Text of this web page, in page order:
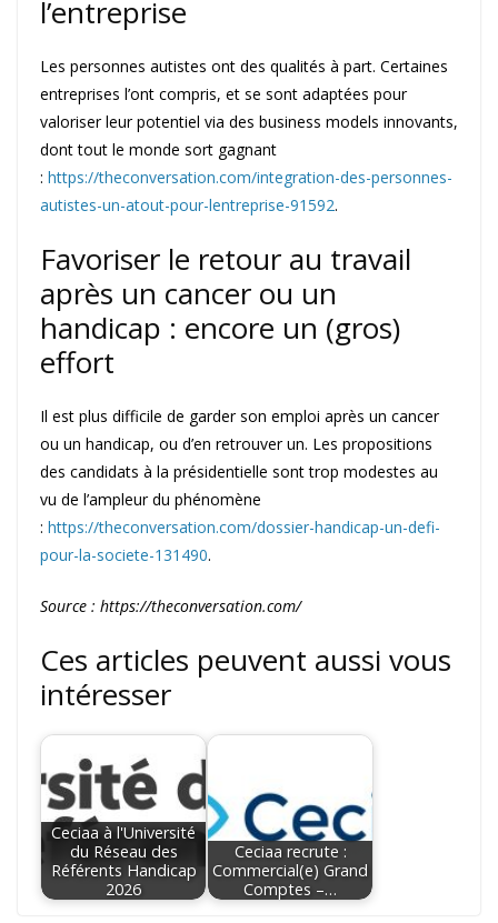
l’entreprise
Les personnes autistes ont des qualités à part. Certaines
entreprises l’ont compris, et se sont adaptées pour
valoriser leur potentiel via des business models innovants,
dont tout le monde sort gagnant
: https://theconversation.com/integration-des-personnes-
autistes-un-atout-pour-lentreprise-91592.
Favoriser le retour au travail
après un cancer ou un
handicap : encore un (gros)
effort
Il est plus difficile de garder son emploi après un cancer
ou un handicap, ou d’en retrouver un. Les propositions
des candidats à la présidentielle sont trop modestes au
vu de l’ampleur du phénomène
: https://theconversation.com/dossier-handicap-un-defi-
pour-la-societe-131490.
Source : https://theconversation.com/
Ces articles peuvent aussi vous
intéresser
Ceciaa à l'Université
du Réseau des
Référents Handicap
2026
Ceciaa recrute :
Commercial(e) Grand
Comptes –…